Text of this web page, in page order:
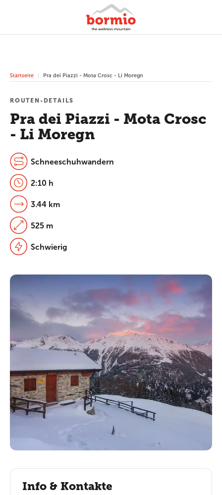
Startseite Pra dei Piazzi - Mota Crosc - Li Moregn
Pra dei Piazzi - Mota Crosc
- Li Moregn
ROUTEN-DETAILS
Schneeschuhwandern
2:10 h
3.44 km
525 m
Schwierig
Info & Kontakte